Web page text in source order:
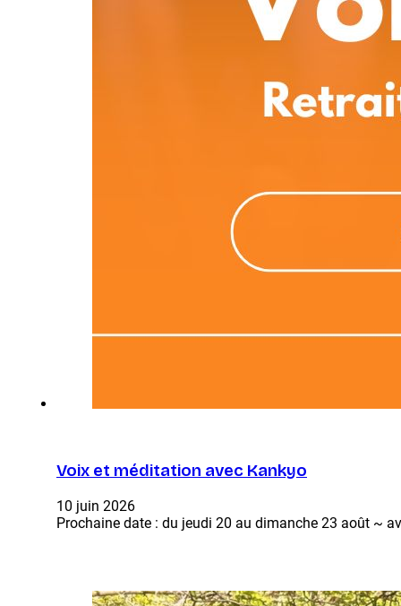
Voix et méditation avec Kankyo
10 juin 2026
Prochaine date : du jeudi 20 au dimanche 23 août ~